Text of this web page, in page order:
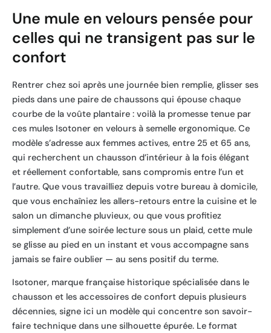
Une mule en velours pensée pour
celles qui ne transigent pas sur le
confort
Rentrer chez soi après une journée bien remplie, glisser ses
pieds dans une paire de chaussons qui épouse chaque
courbe de la voûte plantaire : voilà la promesse tenue par
ces mules Isotoner en velours à semelle ergonomique. Ce
modèle s’adresse aux femmes actives, entre 25 et 65 ans,
qui recherchent un chausson d’intérieur à la fois élégant
et réellement confortable, sans compromis entre l’un et
l’autre. Que vous travailliez depuis votre bureau à domicile,
que vous enchaîniez les allers-retours entre la cuisine et le
salon un dimanche pluvieux, ou que vous profitiez
simplement d’une soirée lecture sous un plaid, cette mule
se glisse au pied en un instant et vous accompagne sans
jamais se faire oublier — au sens positif du terme.
Isotoner, marque française historique spécialisée dans le
chausson et les accessoires de confort depuis plusieurs
décennies, signe ici un modèle qui concentre son savoir-
faire technique dans une silhouette épurée. Le format